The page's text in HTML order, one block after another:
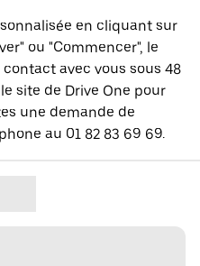
en cliquant sur
ou "Commencer", le
avec vous sous 48
site de Drive One pour
une demande de
au 01 82 83 69 69.